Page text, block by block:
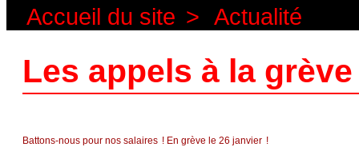
Accueil du site > Actualité
Les appels à la
Battons-nous pour nos salaires ! En grève le 26 janvier !